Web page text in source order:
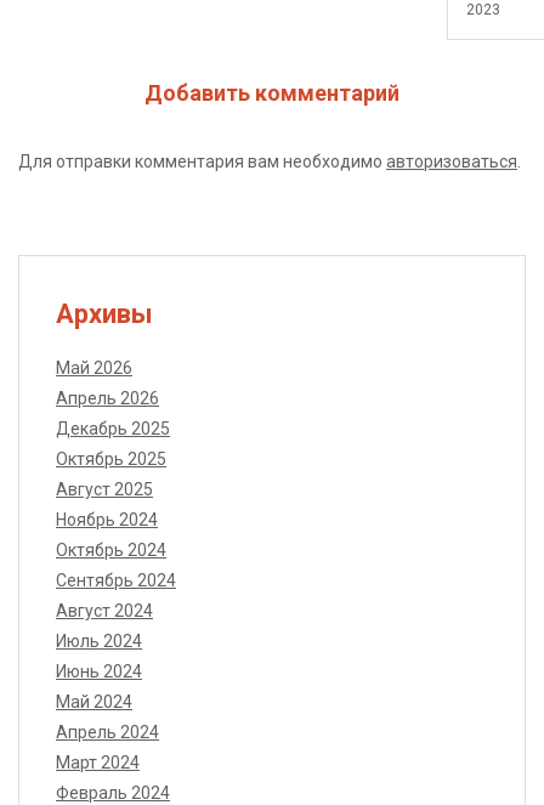
2023
Добавить комментарий
Для отправки комментария вам необходимо авторизоваться.
Архивы
Май 2026
Апрель 2026
Декабрь 2025
Октябрь 2025
Август 2025
Ноябрь 2024
Октябрь 2024
Сентябрь 2024
Август 2024
Июль 2024
Июнь 2024
Май 2024
Апрель 2024
Март 2024
Февраль 2024